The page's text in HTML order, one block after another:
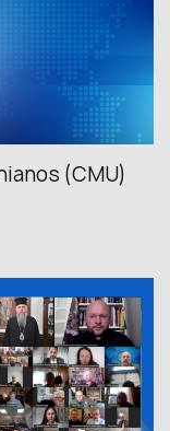
(CMU)